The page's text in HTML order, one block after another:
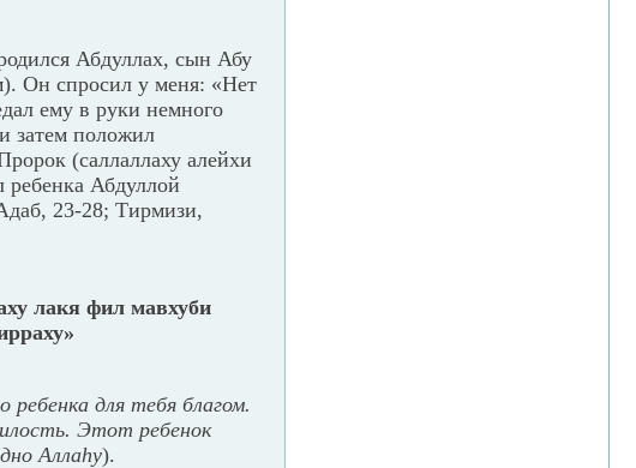
Абдуллах, сын Абу
Он спросил у меня: «Нет
ему в руки немного
затем положил
(саллаллаху алейхи
ребенка Абдуллой
23-28; Тирмизи,
лакя фил мавхуби
для тебя благом.
Этот ребенок
Аллаhу).